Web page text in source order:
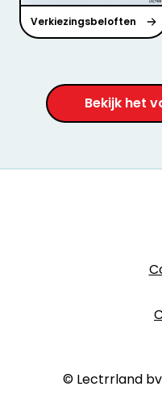
Verkiezingsbeloften
Bekijk het
© Lectrrland